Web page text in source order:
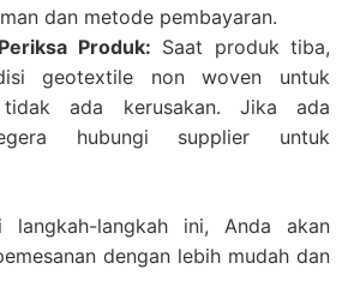
dan metode pembayaran.
Produk: Saat produk tiba,
geotextile non woven untuk
tidak ada kerusakan. Jika ada
hubungi supplier untuk
langkah-langkah ini, Anda akan
dengan lebih mudah dan